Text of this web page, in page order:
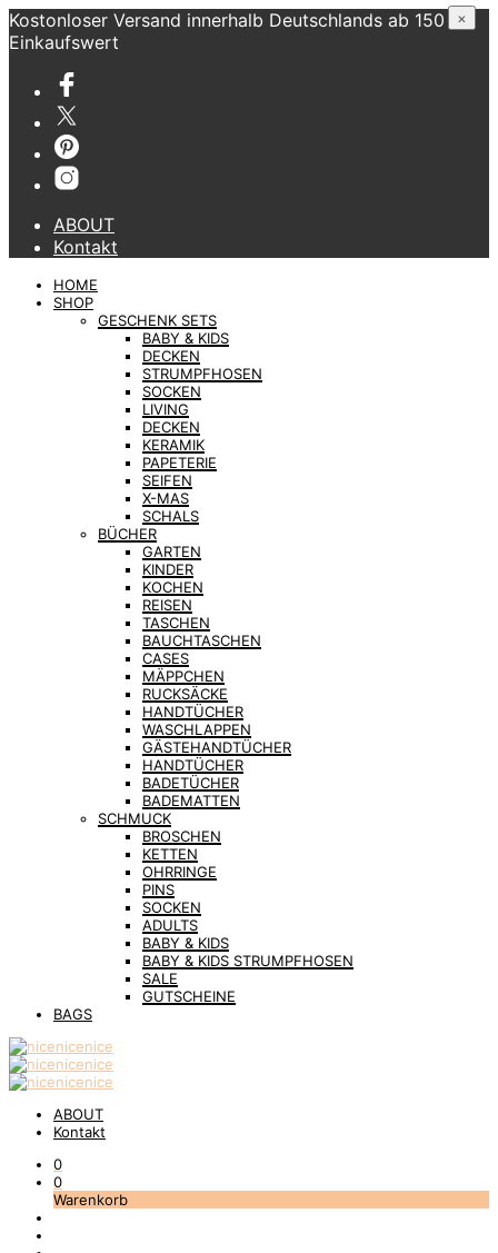
Kostonloser Versand innerhalb Deutschlands ab 150 €
Einkaufswert
ABOUT
Kontakt
HOME
SHOP
GESCHENK SETS
BABY & KIDS
DECKEN
STRUMPFHOSEN
SOCKEN
LIVING
DECKEN
KERAMIK
PAPETERIE
SEIFEN
X-MAS
SCHALS
BÜCHER
GARTEN
KINDER
KOCHEN
REISEN
TASCHEN
BAUCHTASCHEN
CASES
MÄPPCHEN
RUCKSÄCKE
HANDTÜCHER
WASCHLAPPEN
GÄSTEHANDTÜCHER
HANDTÜCHER
BADETÜCHER
BADEMATTEN
SCHMUCK
BROSCHEN
KETTEN
OHRRINGE
PINS
SOCKEN
ADULTS
BABY & KIDS
BABY & KIDS STRUMPFHOSEN
SALE
GUTSCHEINE
BAGS
ABOUT
Kontakt
0
0
Warenkorb
×